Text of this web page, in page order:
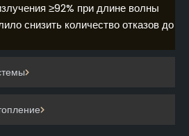
≥92% при длине волны
снизить количество отказов до